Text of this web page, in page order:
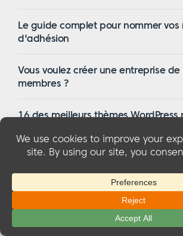
Le guide complet pour nommer vos
d'adhésion
Vous voulez créer une entreprise de
membres ?
16 des meilleurs thèmes WordPress
© 2026 MemberMouse, LLCPolitique de
Conditions générales
Divulgation de la FTC